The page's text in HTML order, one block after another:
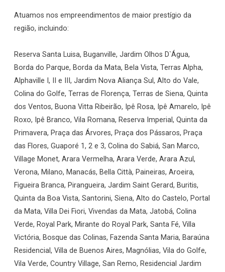
Atuamos nos empreendimentos de maior prestígio da
região, incluindo:
Reserva Santa Luisa, Buganville, Jardim Olhos D`Água,
Borda do Parque, Borda da Mata, Bela Vista, Terras Alpha,
Alphaville I, II e III, Jardim Nova Aliança Sul, Alto do Vale,
Colina do Golfe, Terras de Florença, Terras de Siena, Quinta
dos Ventos, Buona Vitta Ribeirão, Ipê Rosa, Ipê Amarelo, Ipê
Roxo, Ipê Branco, Vila Romana, Reserva Imperial, Quinta da
Primavera, Praça das Árvores, Praça dos Pássaros, Praça
das Flores, Guaporé 1, 2 e 3, Colina do Sabiá, San Marco,
Village Monet, Arara Vermelha, Arara Verde, Arara Azul,
Verona, Milano, Manacás, Bella Città, Paineiras, Aroeira,
Figueira Branca, Pirangueira, Jardim Saint Gerard, Buritis,
Quinta da Boa Vista, Santorini, Siena, Alto do Castelo, Portal
da Mata, Villa Dei Fiori, Vivendas da Mata, Jatobá, Colina
Verde, Royal Park, Mirante do Royal Park, Santa Fé, Villa
Victória, Bosque das Colinas, Fazenda Santa Maria, Baraúna
Residencial, Villa de Buenos Aires, Magnólias, Vila do Golfe,
Vila Verde, Country Village, San Remo, Residencial Jardim